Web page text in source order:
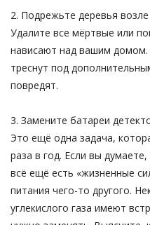
2. Подрежьте деревья
Удалите все мёртвые или
нависают над вашим домом.
треснут под
повредят.
3. Замените батареи
Это ещё одна задача,
раза в год. Если вы
всё ещё есть «жизненные
питания чего-то другого.
углекислого газа имеют